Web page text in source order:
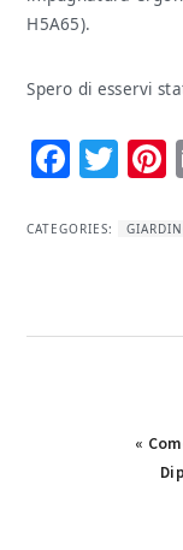
H5A65).
Spero di esservi
CATEGORIES:
Post:
«